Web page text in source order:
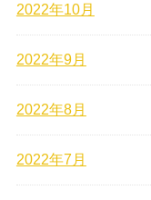
2022年10月
2022年9月
2022年8月
2022年7月